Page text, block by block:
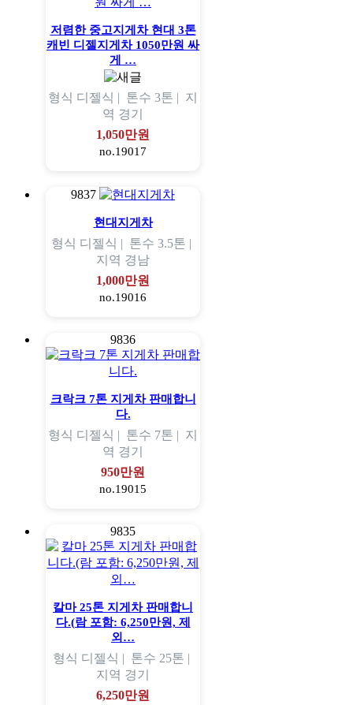
저렴한 중고지게차 현대 3톤
캐빈 디젤지게차 1050만원 싸
게 …
형식 디젤식 | 톤수 3톤 | 지
역 경기
1,050만원
no.19017
9837
현대지게차
형식 디젤식 | 톤수 3.5톤 |
지역 경남
1,000만원
no.19016
9836
크락크 7톤 지게차 판매합니
다.
형식 디젤식 | 톤수 7톤 | 지
역 경기
950만원
no.19015
9835
칼마 25톤 지게차 판매합니
다.(람 포함: 6,250만원, 제
외…
형식 디젤식 | 톤수 25톤 |
지역 경기
6,250만원